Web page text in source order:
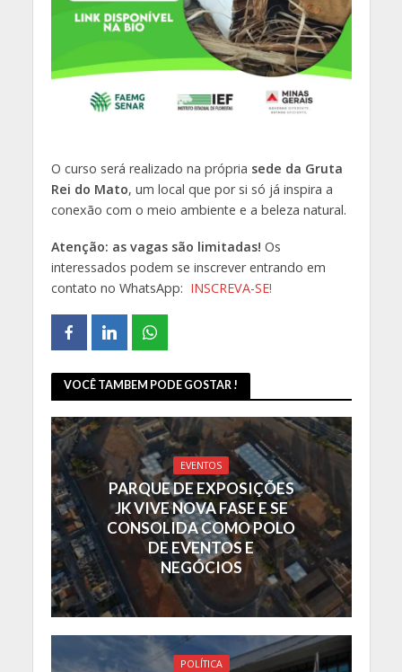
O curso será realizado na própria sede da Gruta
Rei do Mato, um local que por si só já inspira a
conexão com o meio ambiente e a beleza natural.
Atenção: as vagas são limitadas! Os
interessados podem se inscrever entrando em
contato no WhatsApp: INSCREVA-SE!
VOCÊ TAMBEM PODE GOSTAR !
EVENTOS
PARQUE DE EXPOSIÇÕES
JK VIVE NOVA FASE E SE
CONSOLIDA COMO POLO
DE EVENTOS E
NEGÓCIOS
POLÍTICA